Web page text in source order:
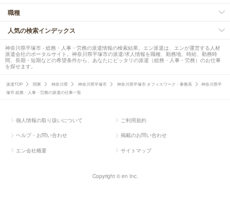
職種
人気の検索インデックス
神奈川県平塚市 - 総務・人事・労務の派遣情報の検索結果。エン派遣は、エンが運営する人材
派遣会社のポータルサイト。神奈川県平塚市の派遣/求人情報を職種、勤務地、時給、勤務時
間、長期・短期などの希望条件から、あなたにピッタリの派遣（総務・人事・労務）のお仕事
を探せます。
派遣TOP 関東 神奈川県 神奈川県平塚市 神奈川県平塚市 オフィスワーク・事務系
神奈川県平
塚市 総務・人事・労務の派遣の仕事一覧
個人情報の取り扱いについて ご利用規約
ヘルプ・お問い合わせ 掲載のお問い合わせ
エン会社概要 サイトマップ
Copyright © en Inc.